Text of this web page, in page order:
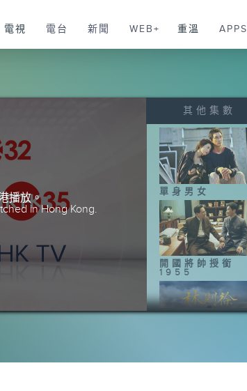
電視 電台 新聞 WEB+ 重溫 APPS
播放。
in Hong Kong.
其他集數
單身男女
開國將帥授銜
1955